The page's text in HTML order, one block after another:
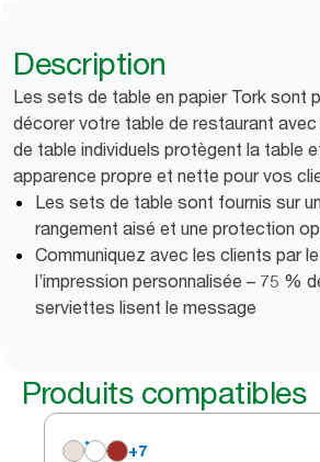
Description
Les sets de table en papier Tork sont
décorer votre table de restaurant
de table individuels protègent la table
apparence propre et nette pour vos
Les sets de table sont fournis sur
rangement aisé et une protection
Communiquez avec les clients par
l’impression personnalisée – 75 %
serviettes lisent le message
Produits compatibles
+7